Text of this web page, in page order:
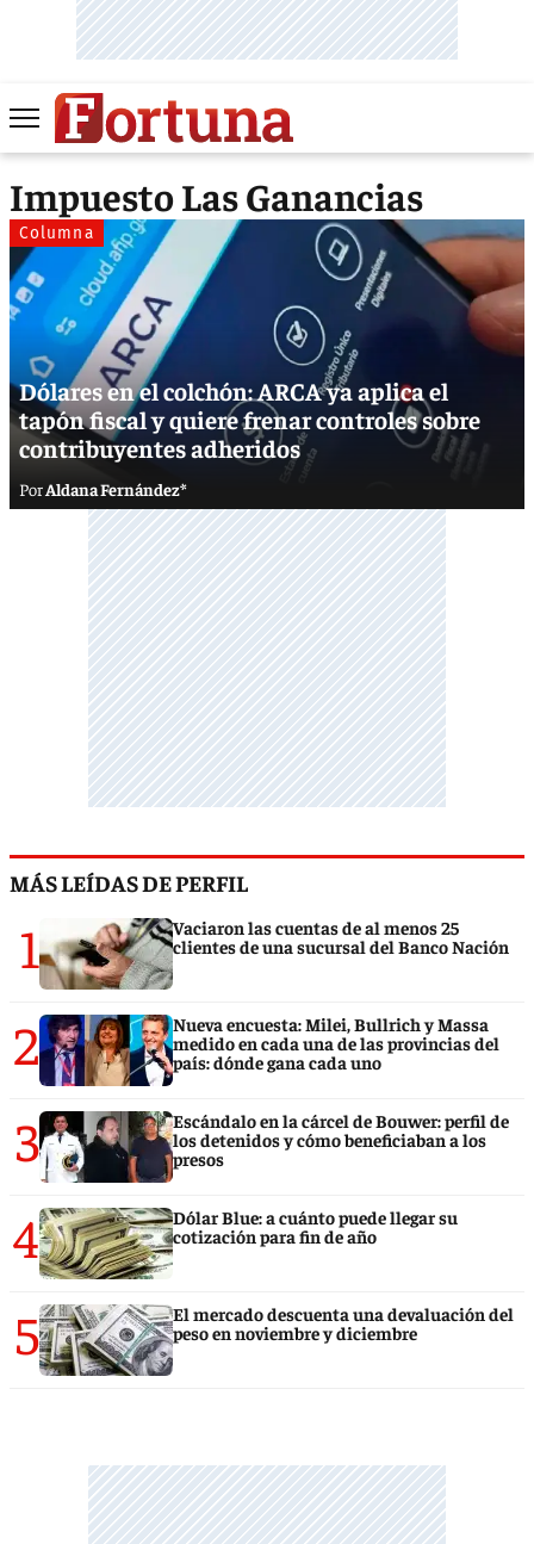
Impuesto Las Ganancias
Columna
Dólares en el colchón: ARCA ya aplica el
tapón fiscal y quiere frenar controles sobre
contribuyentes adheridos
Aldana Fernández*
MÁS LEÍDAS DE PERFIL
1
Vaciaron las cuentas de al menos 25
clientes de una sucursal del Banco Nación
2
Nueva encuesta: Milei, Bullrich y Massa
medido en cada una de las provincias del
país: dónde gana cada uno
3
Escándalo en la cárcel de Bouwer: perfil de
los detenidos y cómo beneficiaban a los
presos
4
Dólar Blue: a cuánto puede llegar su
cotización para fin de año
5
El mercado descuenta una devaluación del
peso en noviembre y diciembre